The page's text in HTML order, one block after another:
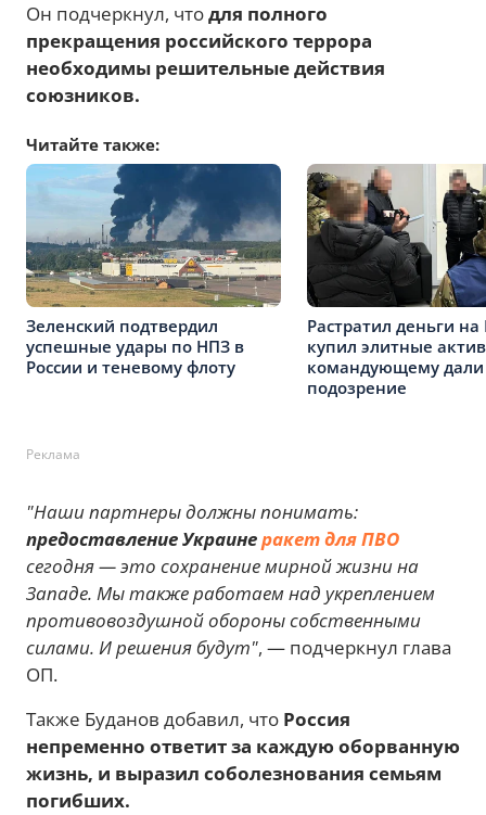
Он подчеркнул, чтодля полного
прекращения российского террора
необходимы решительные действия
союзников.
Читайте также:
Зеленский подтвердил
успешные удары по НПЗ в
России и теневому флоту
Растратил деньги
купил элитные
командующему дали
подозрение
Реклама
"Наши партнеры должны понимать:
предоставление Украинеракет для ПВО
сегодня — это сохранение мирной жизни на
Западе. Мы также работаем над укреплением
противовоздушной обороны собственными
силами. И решения будут", — подчеркнул глава
ОП.
Также Буданов добавил, что Россия
непременно ответит за каждую оборванную
жизнь, и выразил соболезнования семьям
погибших.